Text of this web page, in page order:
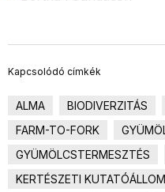
Kapcsolódó címkék
ALMA BIODIVERZITÁS
FARM-TO-FORK
GYÜMÖLCSTERMESZTÉS
KERTÉSZETI